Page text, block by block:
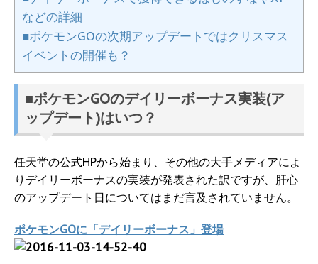
などの詳細
■ポケモンGOの次期アップデートではクリスマス
イベントの開催も？
■ポケモンGOのデイリーボーナス実装(ア
ップデート)はいつ？
任天堂の公式HPから始まり、その他の大手メディアによ
りデイリーボーナスの実装が発表された訳ですが、肝心
のアップデート日についてはまだ言及されていません。
ポケモンGOに「デイリーボーナス」登場